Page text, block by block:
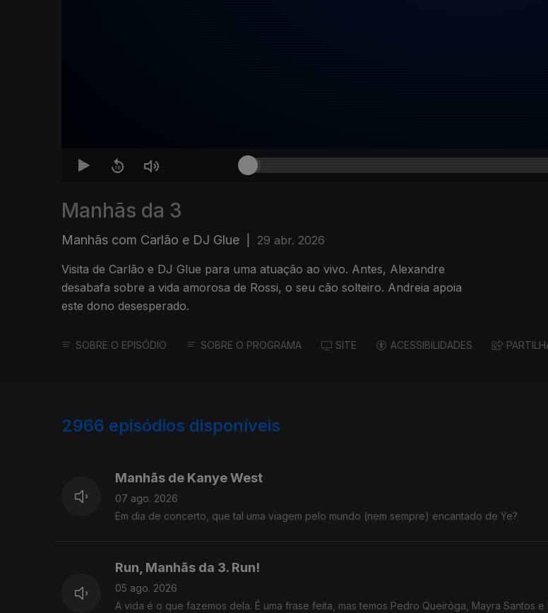
Manhãs da 3
Manhãs com Carlão e DJ Glue 29 abr. 2026
Visita de Carlão e DJ Glue para uma atuação ao vivo. Antes, Alexandre
desabafa sobre a vida amorosa de Rossi, o seu cão solteiro. Andreia apoia
este dono desesperado.
SOBRE O EPISÓDIO SOBRE O PROGRAMA SITE ACESSIBILIDADES
2966 episódios disponíveis
Manhãs de Kanye West
07 ago. 2026
Em dia de concerto, que tal uma viagem pelo mundo (nem sempre) encantado de Ye?
Run, Manhãs da 3. Run!
05 ago. 2026
A vida é o que fazemos dela. É uma frase feita, mas temos Pedro Queiróga, Mayra Santos